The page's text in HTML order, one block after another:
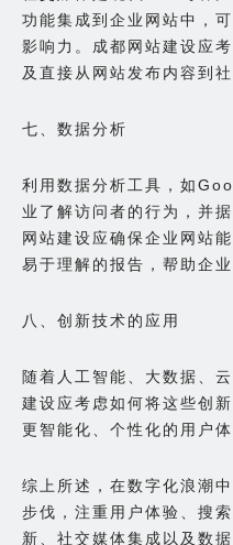
功能集成到企业网站中，
影响力。成都网站建设应
及直接从网站发布内容到
七、数据分析
利用数据分析工具，如
业了解访问者的行为，并
网站建设应确保企业网站
易于理解的报告，帮助企
八、创新技术的应用
随着人工智能、大数据、
建设应考虑如何将这些创
更智能化、个性化的用户体
综上所述，在数字化浪潮
步伐，注重用户体验、搜
新、社交媒体集成以及数